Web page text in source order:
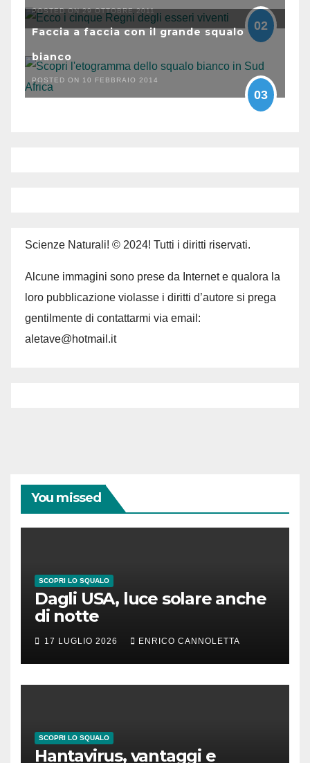
POSTED ON 29 OTTOBRE 2011
02
Faccia a faccia con il grande squalo
bianco
POSTED ON 10 FEBBRAIO 2014
03
Scienze Naturali! © 2024! Tutti i diritti riservati.
Alcune immagini sono prese da Internet e qualora la
loro pubblicazione violasse i diritti d’autore si prega
gentilmente di contattarmi via email:
aletave@hotmail.it
You missed
SCOPRI LO SQUALO
Dagli USA, luce solare anche
di notte
17 LUGLIO 2026 ENRICO CANNOLETTA
SCOPRI LO SQUALO
Hantavirus, vantaggi e